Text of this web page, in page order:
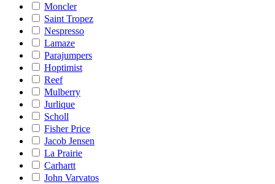
Moncler
Saint Tropez
Nespresso
Lamaze
Parajumpers
Hoptimist
Reef
Mulberry
Jurlique
Scholl
Fisher Price
Jacob Jensen
La Prairie
Carhartt
John Varvatos